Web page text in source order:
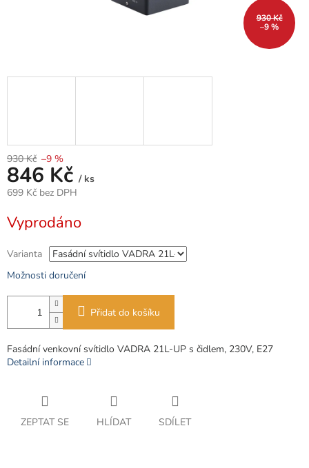
930 Kč
–9 %
930 Kč –9 %
846 Kč / ks
699 Kč bez DPH
cena:
Vyprodáno
Varianta
Možnosti doručení
Přidat do košíku
Fasádní venkovní svítidlo VADRA 21L-UP s čidlem, 230V, E27
Detailní informace
ZEPTAT SE HLÍDAT SDÍLET